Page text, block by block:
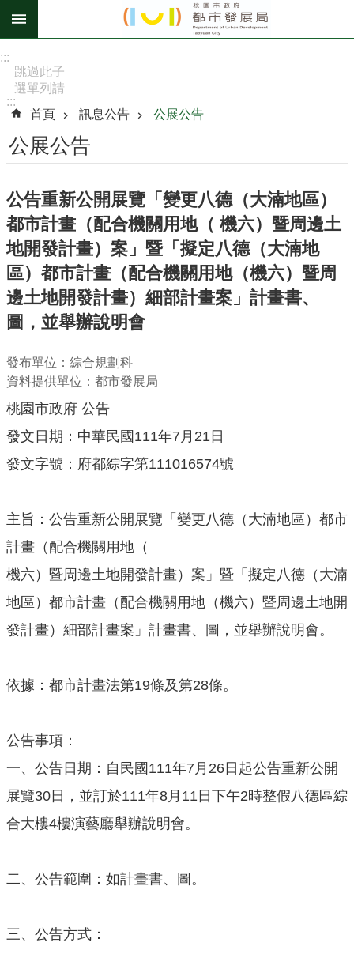
跳到主要內容區塊
階
搜
尋
息
公
告
認
識
我
們
機
關
通
訊
錄
業
資
訊
民
服
資
開
廉
政
服
務
區
市
:::
跳過此子
選單列請
[Enter]，
繼續則按
[Tab]
:::
首頁
訊息公告 公展公告
公展公告
公告重新公開展覽「變更八德（大湳地區）
都市計畫（配合機關用地（ 機六）暨周邊土
地開發計畫）案」暨「擬定八德（大湳地
區）都市計畫（配合機關用地（機六）暨周
邊土地開發計畫）細部計畫案」計畫書、
圖，並舉辦說明會
發布單位：綜合規劃科
資料提供單位：都市發展局
桃園市政府 公告
發文日期：中華民國111年7月21日
發文字號：府都綜字第111016574號
主旨：公告重新公開展覽「變更八德（大湳地區）都市
計畫（配合機關用地（
機六）暨周邊土地開發計畫）案」暨「擬定八德（大湳
地區）都市計畫（配合機關用地（機六）暨周邊土地開
發計畫）細部計畫案」計畫書、圖，並舉辦說明會。
依據：都市計畫法第19條及第28條。
公告事項：
一、公告日期：自民國111年7月26日起公告重新公開
展覽30日，並訂於111年8月11日下午2時整假八德區綜
合大樓4樓演藝廳舉辦說明會。
二、公告範圍：如計畫書、圖。
三、公告方式：